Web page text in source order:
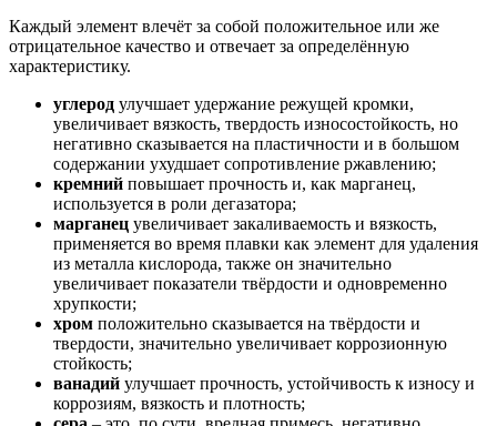
Каждый элемент влечёт за собой положительное или же
отрицательное качество и отвечает за определённую
характеристику.
углерод улучшает удержание режущей кромки,
увеличивает вязкость, твердость износостойкость, но
негативно сказывается на пластичности и в большом
содержании ухудшает сопротивление ржавлению;
кремний повышает прочность и, как марганец,
используется в роли дегазатора;
марганец увеличивает закаливаемость и вязкость,
применяется во время плавки как элемент для удаления
из металла кислорода, также он значительно
увеличивает показатели твёрдости и одновременно
хрупкости;
хром положительно сказывается на твёрдости и
твердости, значительно увеличивает коррозионную
стойкость;
ванадий улучшает прочность, устойчивость к износу и
коррозиям, вязкость и плотность;